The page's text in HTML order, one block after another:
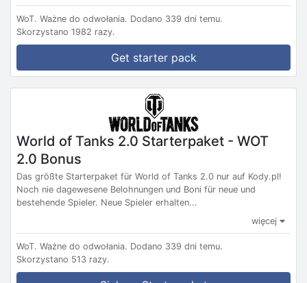
WoT. Ważne do odwołania. Dodano 339 dni temu.
Skorzystano 1982 razy.
Get starter pack
World of Tanks 2.0 Starterpaket - WOT
2.0 Bonus
Das größte Starterpaket für World of Tanks 2.0 nur auf Kody.pl!
Noch nie dagewesene Belohnungen und Boni für neue und
bestehende Spieler. Neue Spieler erhalten...
więcej
WoT. Ważne do odwołania. Dodano 339 dni temu.
Skorzystano 513 razy.